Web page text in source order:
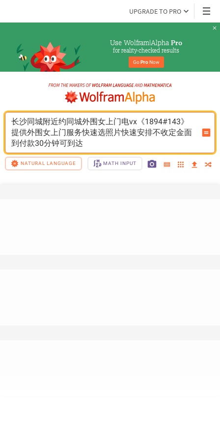
UPGRADE TO PRO
Use Wolfram|Alpha Pro
for reality-checked results
Go Pro Now
长沙同城附近约同城外围女上门电vx《1894#143》
提供外围女上门服务快速选照片快速安排不收定金面
到付款30分钟可到达
NATURAL LANGUAGE MATH INPUT